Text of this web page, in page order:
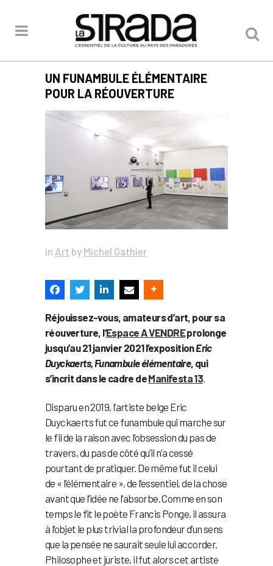
UN FUNAMBULE ÉLÉMENTAIRE
POUR LA RÉOUVERTURE
in Art by Michel Gathier
Réjouissez-vous, amateurs d’art, pour sa
réouverture, l’Espace A VENDREprolonge
jusqu’au 21 janvier 2021l’expositionEric
Duyckaerts, Funambule élémentaire, qui
s’incrit dans le cadre deManifesta 13
Disparu en 2019, l’artiste belge Eric
Duyckaerts fut ce funambule qui marche sur
le fil de la raison avec l’obsession du pas de
travers, du pas de côté qu’il n’a cessé
pourtant de pratiquer. De même fut il celui
de « l’élémentaire », de l’essentiel, de la chose
avant que l’idée ne l’absorbe. Comme en son
temps le fit le poète Francis Ponge, il assura
à l’objet le plus trivial la profondeur d’un sens
que la pensée ne saurait seule lui accorder.
Philosophe et juriste, il fut alors cet artiste